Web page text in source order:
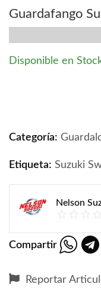
Guardafango
Disponible en
Categoría:
Etiqueta: Suzuki
Nelson
Compartir
Reportar